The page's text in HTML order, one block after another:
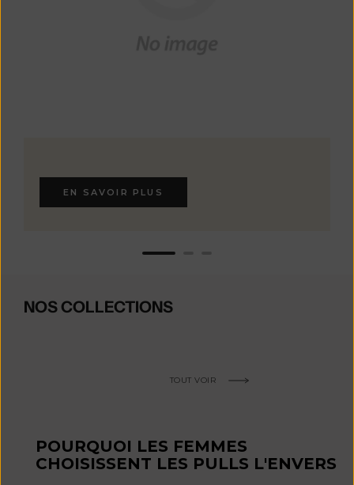
EN SAVOIR PLUS
NOS COLLECTIONS
TOUT VOIR
POURQUOI LES FEMMES
CHOISISSENT LES PULLS L'ENVERS